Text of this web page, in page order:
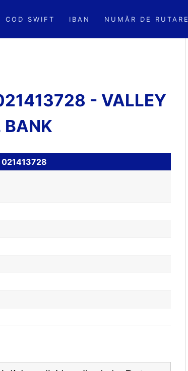
COD SWIFT IBAN NUMĂR DE RUTARE
- VALLEY
BANK